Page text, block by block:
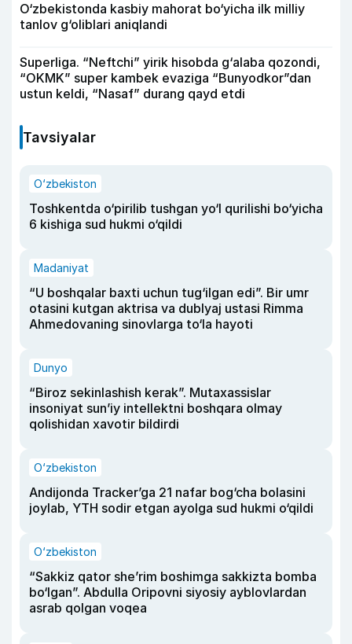
O‘zbekistonda kasbiy mahorat bo‘yicha ilk milliy
tanlov g‘oliblari aniqlandi
Superliga. “Neftchi” yirik hisobda g‘alaba qozondi,
“OKMK” super kambek evaziga “Bunyodkor”dan
ustun keldi, “Nasaf” durang qayd etdi
Tavsiyalar
O‘zbekiston
Toshkentda o‘pirilib tushgan yo‘l qurilishi bo‘yicha
6 kishiga sud hukmi o‘qildi
Madaniyat
“U boshqalar baxti uchun tug‘ilgan edi”. Bir umr
otasini kutgan aktrisa va dublyaj ustasi Rimma
Ahmedovaning sinovlarga to‘la hayoti
Dunyo
“Biroz sekinlashish kerak”. Mutaxassislar
insoniyat sun’iy intellektni boshqara olmay
qolishidan xavotir bildirdi
O‘zbekiston
Andijonda Tracker’ga 21 nafar bog‘cha bolasini
joylab, YTH sodir etgan ayolga sud hukmi o‘qildi
O‘zbekiston
“Sakkiz qator she’rim boshimga sakkizta bomba
bo‘lgan”. Abdulla Oripovni siyosiy ayblovlardan
asrab qolgan voqea